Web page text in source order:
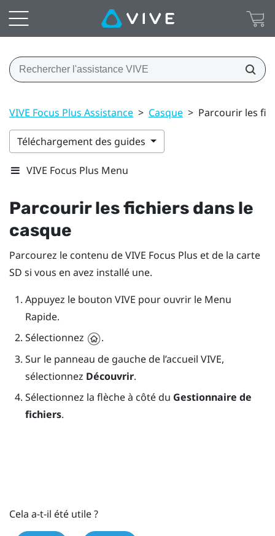
VIVE Focus Plus Assistance > Casque > Parcourir les
Téléchargement des guides
VIVE Focus Plus Menu
Parcourir les fichiers dans le
casque
Parcourez le contenu deVIVE Focus Plus et de la carte
SD si vous en avez installé une.
Appuyez le bouton VIVE pour ouvrir le Menu
Rapide.
Sélectionnez
.
Sur le panneau de gauche de l’accueil VIVE,
sélectionnez Découvrir.
Sélectionnez la flèche à côté du Gestionnaire de
fichiers.
Cela a-t-il été utile ?